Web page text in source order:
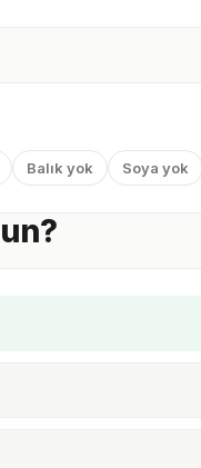
Balık yok Soya yok